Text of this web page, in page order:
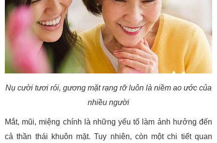
Nụ cười tươi rói, gương mặt rạng rỡ luôn là niềm ao ước của
nhiều người
Mắt, mũi, miệng chính là những yếu tố làm ảnh hưởng đến
cả thần thái khuôn mặt. Tuy nhiên, còn một chi tiết quan